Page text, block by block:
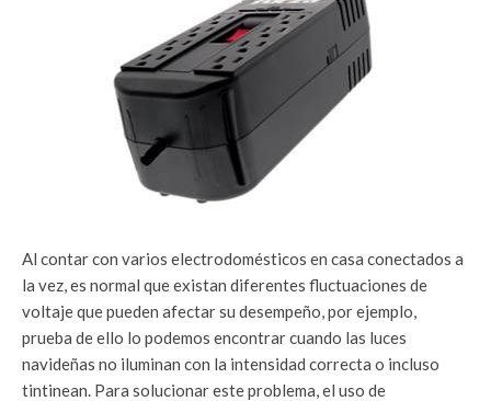
Al contar con varios electrodomésticos en casa conectados a
la vez, es normal que existan diferentes fluctuaciones de
voltaje que pueden afectar su desempeño, por ejemplo,
prueba de ello lo podemos encontrar cuando las luces
navideñas no iluminan con la intensidad correcta o incluso
tintinean. Para solucionar este problema, el uso de